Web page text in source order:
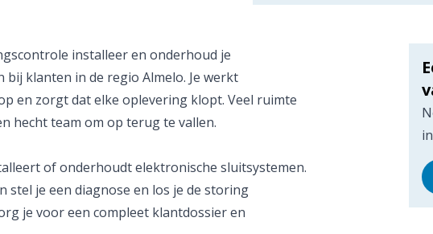
installeer en onderhoud je
klanten in de regio Almelo. Je werkt
en zorgt dat elke oplevering klopt. Veel ruimte
hecht team om op terug te vallen.
of onderhoudt elektronische sluitsystemen.
stel je een diagnose en los je de storing
je voor een compleet klantdossier en